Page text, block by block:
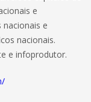
e
e
nacionais.
e infoprodutor.